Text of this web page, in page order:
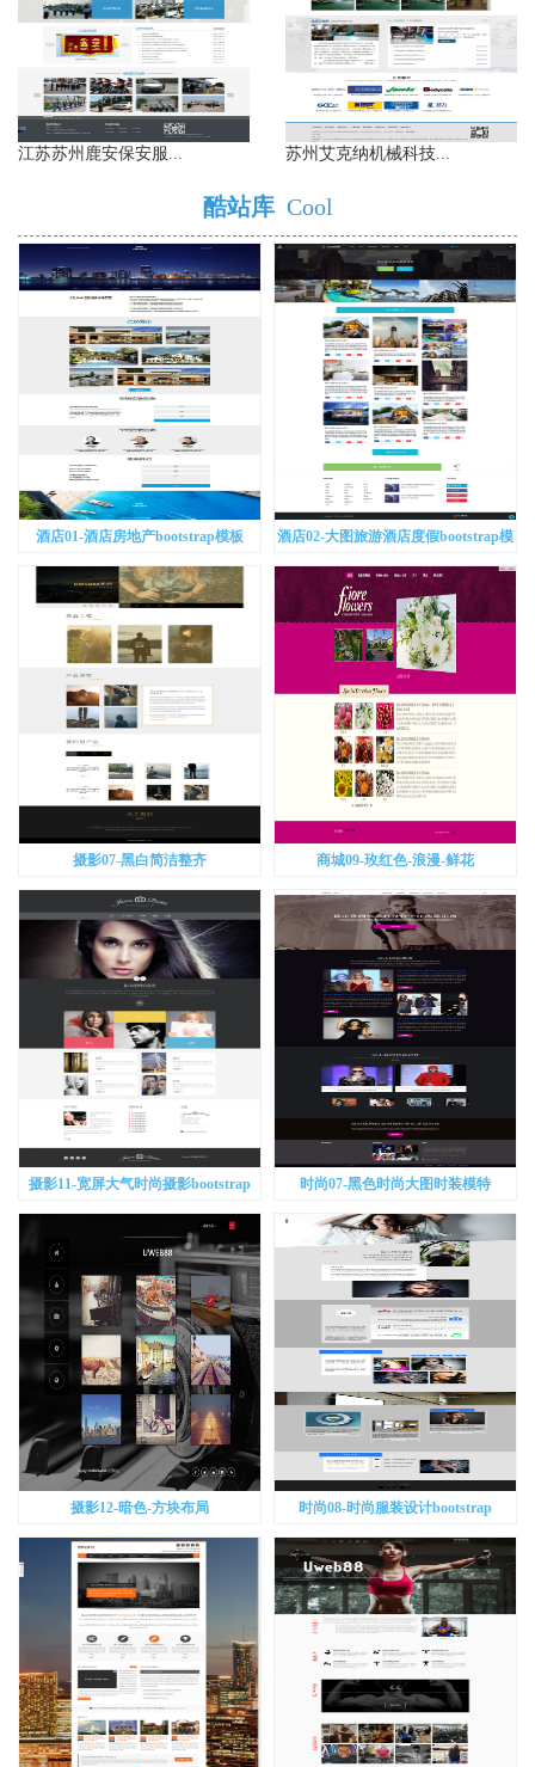
江苏苏州鹿安保安服... 苏州艾克纳机械科技...
酷站库 Cool
酒店01-酒店房地产bootstrap模板
酒店02-大图旅游酒店度假bootstrap模
板
摄影07-黑白简洁整齐 商城09-玫红色-浪漫-鲜花
摄影11-宽屏大气时尚摄影bootstrap
时尚07-黑色时尚大图时装模特
bootstrap
摄影12-暗色-方块布局 时尚08-时尚服装设计bootstrap